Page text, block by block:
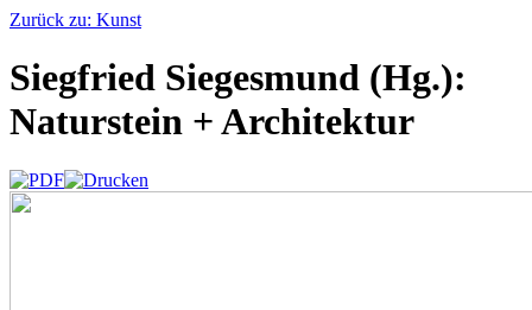
Zurück zu: Kunst
Siegfried Siegesmund (Hg.):
Naturstein + Architektur